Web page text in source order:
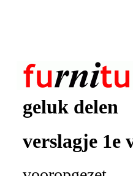
geluk delen
verslagje 1e